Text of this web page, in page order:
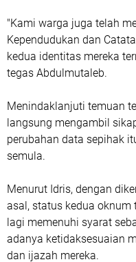
"Kami warga juga telah
Kependudukan dan
kedua identitas mereka
tegas Abdulmutaleb.
Menindaklanjuti temuan
langsung mengambil
perubahan data sepihak
semula.
Menurut Idris, dengan
asal, status kedua
lagi memenuhi syarat
adanya ketidaksesuaian
dan ijazah mereka.